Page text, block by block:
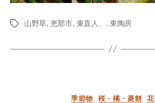
Tags 山野草, 恵那市, 東直人、 , 東陶房
Categories
季節物 桜・橘・菱餅 花